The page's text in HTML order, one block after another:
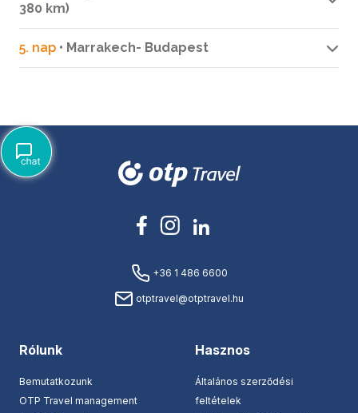
380 km)
5. nap • Marrakech- Budapest
+36 1 486 6600
otptravel@otptravel.hu
Rólunk
Bemutatkozunk
OTP Travel management
Hasznos
Általános szerződési
feltételek